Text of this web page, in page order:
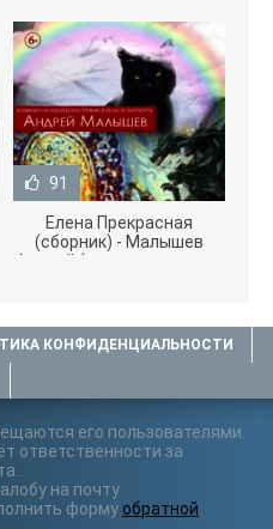
91
Елена Прекрасная
(сборник) - Малышев
Андрей (книги полностью
КОНФИДЕНЦИАЛЬНОСТИ
его пользователями.
ответственности за
на почту
форму обратной